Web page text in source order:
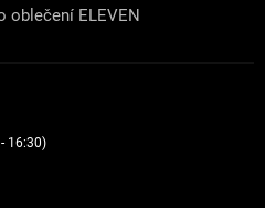
oblečení ELEVEN
16:30)